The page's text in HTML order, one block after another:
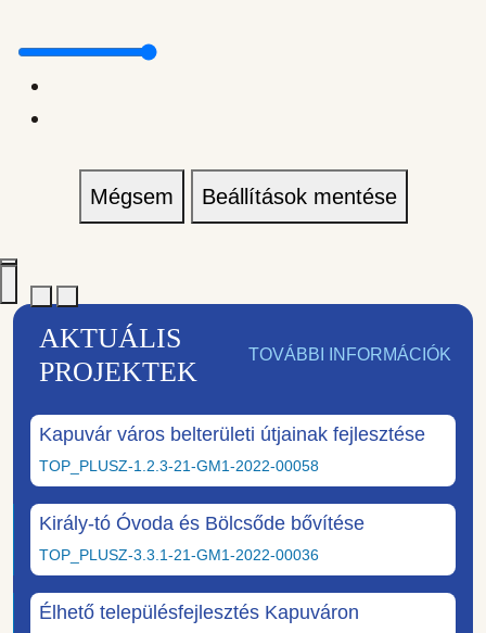
Mégsem Beállítások mentése
AKTUÁLIS
PROJEKTEK
TOVÁBBI INFORMÁCIÓK
Kapuvár város belterületi útjainak fejlesztése
TOP_PLUSZ-1.2.3-21-GM1-2022-00058
Király-tó Óvoda és Bölcsőde bővítése
TOP_PLUSZ-3.3.1-21-GM1-2022-00036
Élhető településfejlesztés Kapuváron